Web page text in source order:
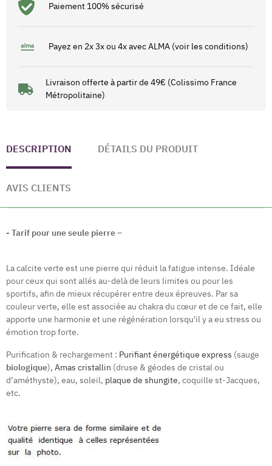
Paiement 100% sécurisé
Payez en 2x 3x ou 4x avec ALMA (voir les conditions)
Livraison offerte à partir de 49€ (Colissimo France
Métropolitaine)
DESCRIPTION DÉTAILS DU PRODUIT
AVIS CLIENTS
- Tarif pour une seule pierre –
La calcite verte est une pierre qui réduit la fatigue intense. Idéale
pour ceux qui sont allés au-delà de leurs limites ou pour les
sportifs, afin de mieux récupérer entre deux épreuves. Par sa
couleur verte, elle est associée au chakra du cœur et de ce fait, elle
apporte une harmonie et une régénération lorsqu'il y a eu stress ou
émotion trop forte.
Purification & rechargement : Purifiant énergétique express (sauge
biologique), Amas cristallin (druse & géodes de cristal ou
d’améthyste), eau, soleil, plaque de shungite, coquille st-Jacques,
etc.